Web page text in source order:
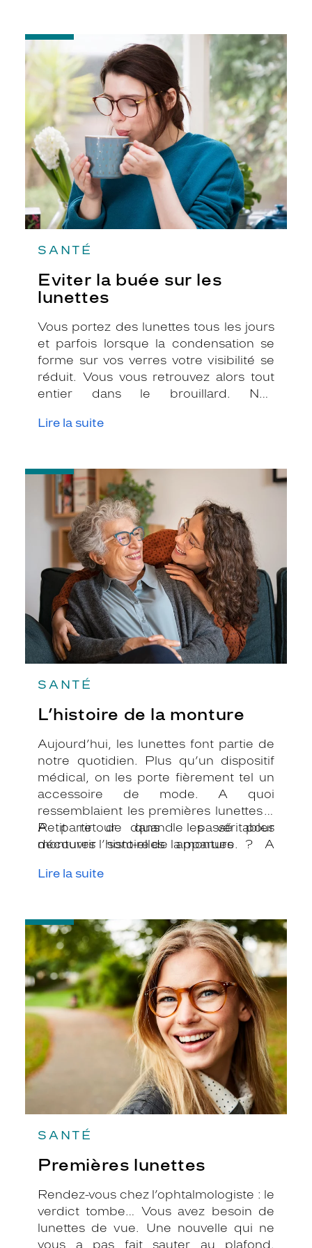
SANTÉ
Eviter la buée sur les
lunettes
Vous portez des lunettes tous les jours
et parfois lorsque la condensation se
forme sur vos verres votre visibilité se
réduit. Vous vous retrouvez alors tout
entier dans le brouillard. Non
mais dans certaines circonstances cela
pratiques des opticiens Krys pour vous
aider à lutter durablement contre la
buée.
Lire la suite
-
Eviter
la
buée
sur
lunettes
SANTÉ
L’histoire de la monture
Aujourd’hui, les lunettes font partie de
notre quotidien. Plus qu’un dispositif
médical, on les porte fièrement tel un
accessoire de mode. A quoi
ressemblaient les premières lunettes ?
A partir de quand les véritables
montures sont-elles apparues ? A
mode mondiale sont intervenus ?
Petit retour dans le passé pour
découvrir l’histoire de la monture.
Lire la suite
-
L’histoire
monture
SANTÉ
Premières lunettes
Rendez-vous chez l’ophtalmologiste : le
verdict tombe… Vous avez besoin de
lunettes de vue. Une nouvelle qui ne
vous a pas fait sauter au plafond.
-
Premières
lunettes